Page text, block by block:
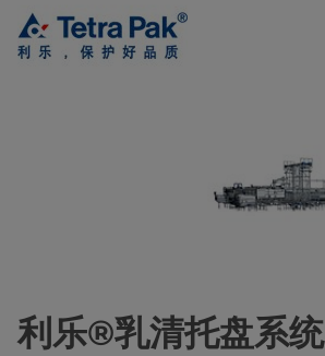
利乐®乳清托盘系统